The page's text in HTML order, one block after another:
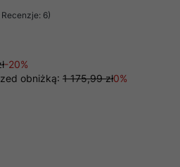
6)
-20%
obniżką: 1 175,99 zł0%